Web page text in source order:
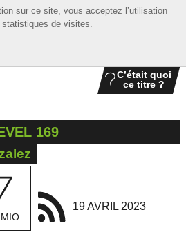
sur ce site, vous acceptez l’utilisation
de visites.
sur ce site, vous acceptez l’utilisation
de visites.
☰ MENU
C’était quoi
ce titre ?
169
19 AVRIL 2023